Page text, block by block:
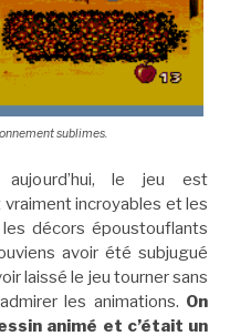
sublimes.
aujourd’hui, le jeu est
incroyables et les
décors époustouflants
avoir été subjugué
laissé le jeu tourner sans
les animations. On
animé et c’était un